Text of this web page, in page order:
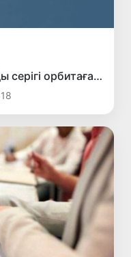
орбитаға